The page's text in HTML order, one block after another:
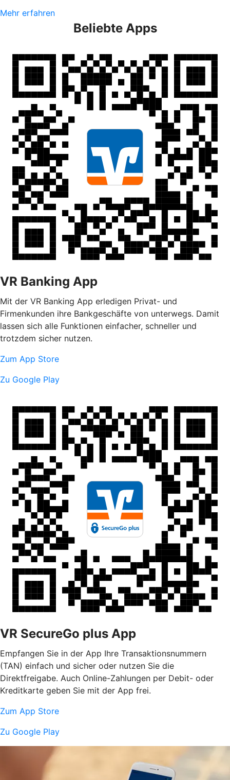
Mehr erfahren
Beliebte Apps
VR Banking App
Mit der VR Banking App erledigen Privat- und
Firmenkunden ihre Bankgeschäfte von unterwegs. Damit
lassen sich alle Funktionen einfacher, schneller und
trotzdem sicher nutzen.
Zum App Store
Zu Google Play
VR SecureGo plus App
Empfangen Sie in der App Ihre Transaktionsnummern
(TAN) einfach und sicher oder nutzen Sie die
Direktfreigabe. Auch Online-Zahlungen per Debit- oder
Kreditkarte geben Sie mit der App frei.
Zum App Store
Zu Google Play